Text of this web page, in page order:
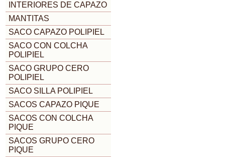
INTERIORES DE CAPAZO
MANTITAS
SACO CAPAZO POLIPIEL
SACO CON COLCHA
POLIPIEL
SACO GRUPO CERO
POLIPIEL
SACO SILLA POLIPIEL
SACOS CAPAZO PIQUE
SACOS CON COLCHA
PIQUE
SACOS GRUPO CERO
PIQUE